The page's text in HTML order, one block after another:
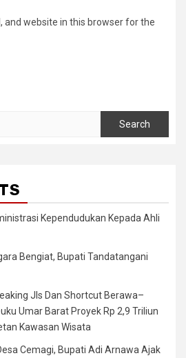
and website in this browser for the
Kependudukan Kepada Ahli
Bengiat, Bupati Tandatangani
Jls Dan Shortcut Berawa–
Umar Barat Proyek Rp 2,9 Triliun
Kawasan Wisata
Cemagi, Bupati Adi Arnawa Ajak